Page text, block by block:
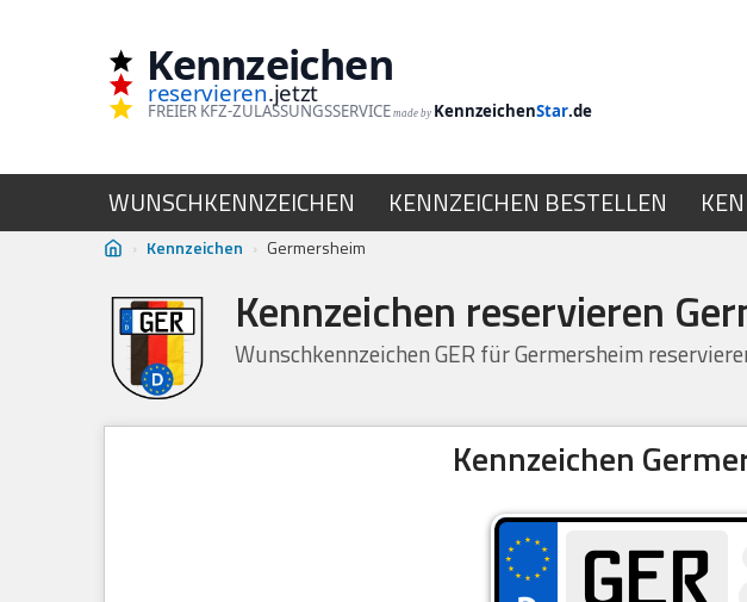
Kennzeichen
reservieren.jetzt
FREIER KFZ-ZULASSUNGSSERVICE made by KennzeichenStar.de
WUNSCHKENNZEICHEN KENNZEICHEN BESTELLEN
› Kennzeichen › Germersheim
Kennzeichen reservieren
Wunschkennzeichen GER für Germersheim
Kennzeichen